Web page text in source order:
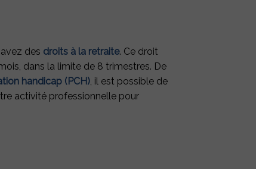
des droits à la retraite. Ce droit
dans la limite de 8 trimestres. De
handicap (PCH) , il est possible de
activité professionnelle pour